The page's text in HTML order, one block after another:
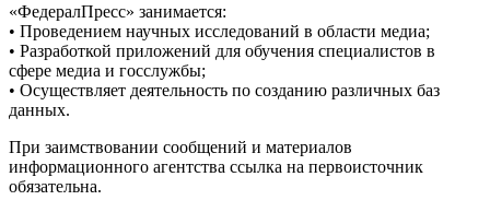
«ФедералПресс» занимается:
• Проведением научных исследований в области медиа;
• Разработкой приложений для обучения специалистов в
сфере медиа и госслужбы;
• Осуществляет деятельность по созданию различных баз
данных.
При заимствовании сообщений и материалов
информационного агентства ссылка на первоисточник
обязательна.